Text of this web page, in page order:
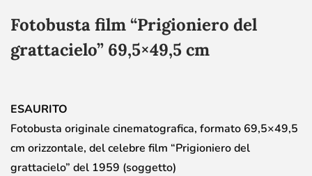
Fotobusta film “Prigioniero del
grattacielo” 69,5×49,5 cm
ESAURITO
Fotobusta originale cinematografica, formato 69,5×49,5
cm orizzontale, del celebre film “Prigioniero del
grattacielo” del 1959 (soggetto)